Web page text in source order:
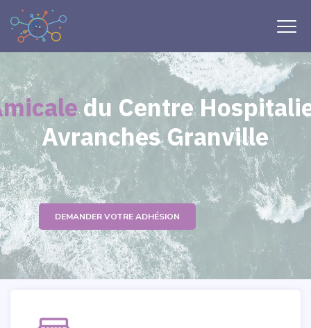
du Centre
Avranches Granville
DEMANDER VOTRE ADHÉSION